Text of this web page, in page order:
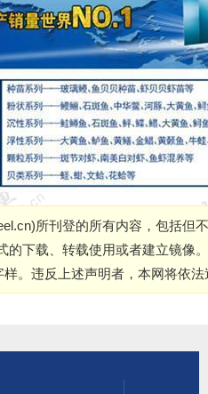
)所刊登的所有内容，包括但
的下载、转载使用或者建立镜像
样。违反上述声明者，本网将依